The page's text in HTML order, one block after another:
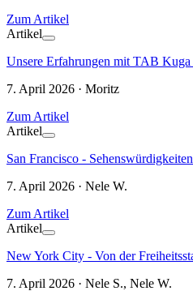
Zum Artikel
Artikel
Unsere Erfahrungen mit TAB
7. April 2026 · Moritz
Zum Artikel
Artikel
San Francisco -
7. April 2026 · Nele W.
Zum Artikel
Artikel
New York City - Von der
7. April 2026 · Nele S., Nele W.